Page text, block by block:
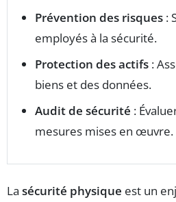
Prévention des risques :
employés à la sécurité.
Protection des actifs :
biens et des données.
Audit de sécurité :
mesures mises en œuvre.
La sécurité physique est un